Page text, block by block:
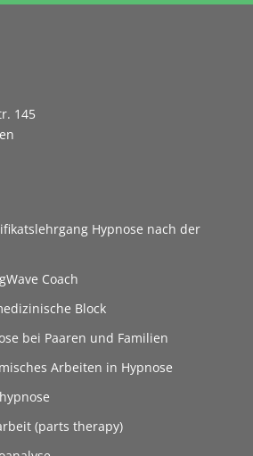
145
Hypnose nach der
Coach
Block
bei Paaren und Familien
Arbeiten in Hypnose
(parts therapy)